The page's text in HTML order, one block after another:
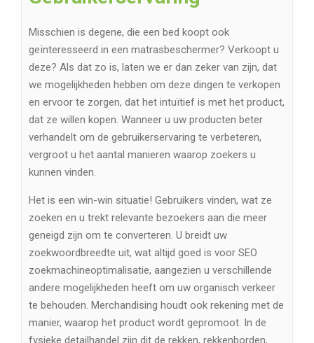
Misschien is degene, die een bed koopt ook
geïnteresseerd in een matrasbeschermer? Verkoopt u
deze? Als dat zo is, laten we er dan zeker van zijn, dat
we mogelijkheden hebben om deze dingen te verkopen
en ervoor te zorgen, dat het intuïtief is met het product,
dat ze willen kopen. Wanneer u uw producten beter
verhandelt om de gebruikerservaring te verbeteren,
vergroot u het aantal manieren waarop zoekers u
kunnen vinden.
Het is een win-win situatie! Gebruikers vinden, wat ze
zoeken en u trekt relevante bezoekers aan die meer
geneigd zijn om te converteren. U breidt uw
zoekwoordbreedte uit, wat altijd goed is voor SEO
zoekmachineoptimalisatie, aangezien u verschillende
andere mogelijkheden heeft om uw organisch verkeer
te behouden. Merchandising houdt ook rekening met de
manier, waarop het product wordt gepromoot. In de
fysieke detailhandel zijn dit de rekken, rekkenborden,